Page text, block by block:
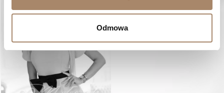
Odmowa